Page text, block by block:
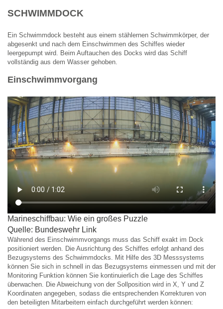
SCHWIMMDOCK
Ein Schwimmdock besteht aus einem stählernen Schwimmkörper, der
abgesenkt und nach dem Einschwimmen des Schiffes wieder
leergepumpt wird. Beim Auftauchen des Docks wird das Schiff
vollständig aus dem Wasser gehoben.
Einschwimmvorgang
Marineschiffbau: Wie ein großes Puzzle
Quelle: Bundeswehr Link
Während des Einschwimmvorgangs muss das Schiff exakt im Dock
positioniert werden. Die Ausrichtung des Schiffes erfolgt anhand des
Bezugsystems des Schwimmdocks. Mit Hilfe des 3D Messsystems
können Sie sich in schnell in das Bezugsystems einmessen und mit der
Monitoring Funktion können Sie kontinuierlich die Lage des Schiffes
überwachen. Die Abweichung von der Sollposition wird in X, Y und Z
Koordinaten angegeben, sodass die entsprechenden Korrekturen von
den beteiligten Mitarbeitern einfach durchgeführt werden können: